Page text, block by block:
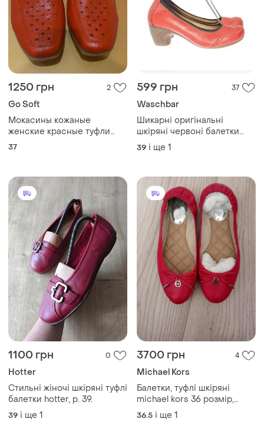
1250 грн 2
Go Soft
Мокасины кожаные
женские красные туфли
балетки gosoft мокасини
37
599 грн 37
Waschbar
Шикарні оригінальні
шкіряні червоні балетки
туфлі waschbär 39
39 і ще 1
1100 грн 0
Hotter
Стильні жіночі шкіряні туфлі
балетки hotter, р. 39.
39 і ще 1
3700 грн 4
Michael Kors
Балетки, туфлі шкіряні
michael kors 36 розмір,
оригінал з сша
36.5 і ще 1